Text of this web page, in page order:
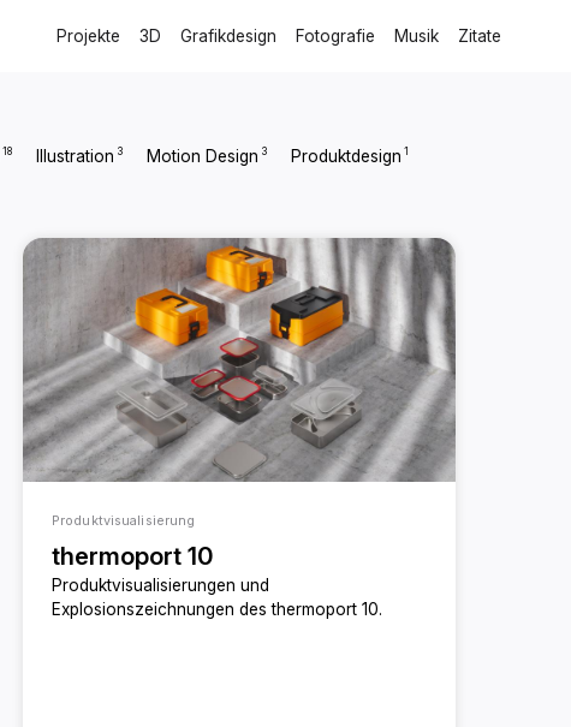
Projekte 3D Grafikdesign Fotografie Musik Zitate
18 Illustration 3 Motion Design 3 Produktdesign 1
Produktvisualisierung
thermoport 10
Produktvisualisierungen und
Explosionszeichnungen des thermoport 10.